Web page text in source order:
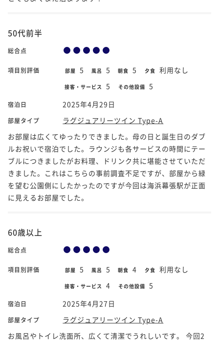
50代前半
総合点
項目別評価 部屋 5 風呂 5 朝食 5 夕食 利用なし
接客・サービス 5 その他設備 5
宿泊日 2025年4月29日
部屋タイプ
ラグジュアリーツイン Type-A
お部屋は広くてゆったりできました。母の日と誕生日のダブ
ルお祝いで宿泊でした。ラウンジも各サービスの時間にテー
ブルにつきましたがお料理、ドリンク共に堪能させていただ
きました。これはこちらの事前調査不足ですが、部屋から緑
を望む公園側にしたかったのですが今回は海浜幕張駅が正面
に見えるお部屋でした。
60歳以上
総合点
項目別評価 部屋 5 風呂 5 朝食 4 夕食 利用なし
接客・サービス 4 その他設備 5
宿泊日 2025年4月27日
部屋タイプ
ラグジュアリーツイン Type-A
お風呂やトイレ洗面所、広くて清潔でうれしいです。 今回2